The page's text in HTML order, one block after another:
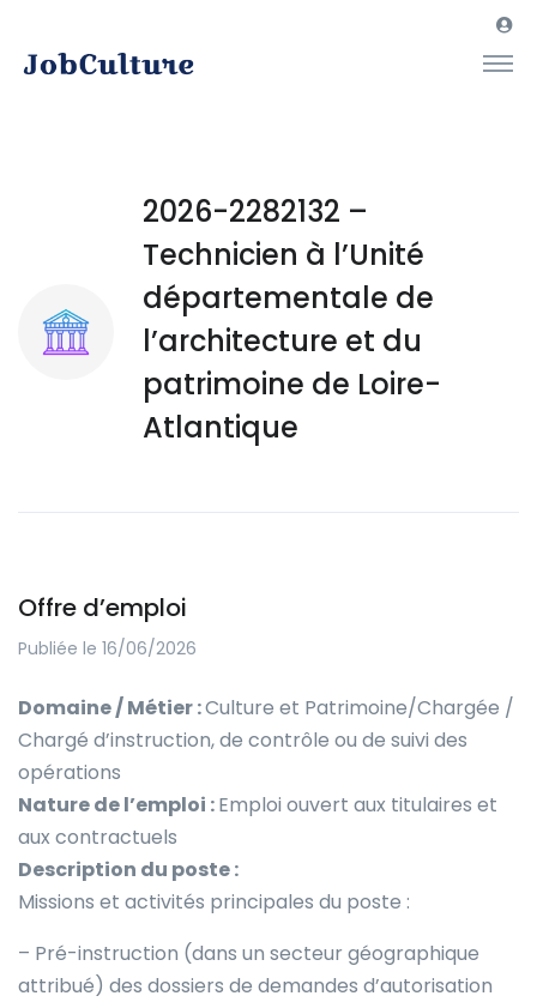
2026-2282132 –
Technicien à l’Unité
départementale de
l’architecture et du
patrimoine de Loire-
Atlantique
Offre d’emploi
Publiée le 16/06/2026
Domaine / Métier :Culture et Patrimoine/Chargée /
Chargé d’instruction, de contrôle ou de suivi des
opérations
Nature de l’emploi :Emploi ouvert aux titulaires et
aux contractuels
Description du poste :
Missions et activités principales du poste :
– Pré-instruction (dans un secteur géographique
attribué) des dossiers de demandes d’autorisation